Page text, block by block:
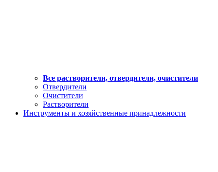
Все растворители, отвердители, очистители
Отвердители
Очистители
Растворители
Инструменты и хозяйственные принадлежности